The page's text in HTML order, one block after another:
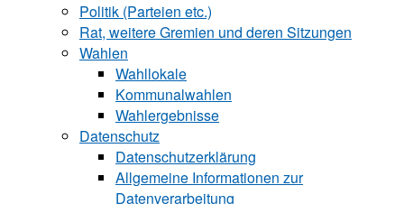
Politik (Parteien etc.)
Rat, weitere Gremien und deren Sitzungen
Wahlen
Wahllokale
Kommunalwahlen
Wahlergebnisse
Datenschutz
Datenschutzerklärung
Allgemeine Informationen zur
Datenverarbeitung